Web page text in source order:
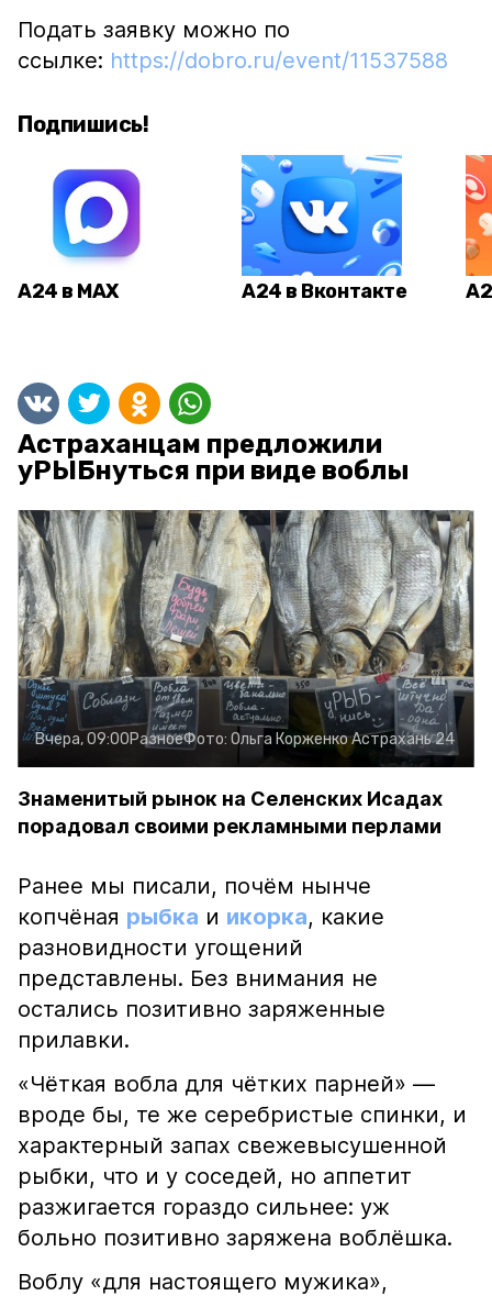
Подать заявку можно по
ссылке: https://dobro.ru/event/11537588
Подпишись!
А24 в MAX А24 в Вконтакте
Астраханцам предложили
уРЫБнуться при виде воблы
Вчера, 09:00РазноеФото: Ольга КорженкоАстрахань 24
Знаменитый рынок на Селенских Исадах
порадовал своими рекламными перлами
Ранее мы писали, почём нынче
копчёная рыбка и икорка, какие
разновидности угощений
представлены. Без внимания не
остались позитивно заряженные
прилавки.
«Чёткая вобла для чётких парней» —
вроде бы, те же серебристые спинки, и
характерный запах свежевысушенной
рыбки, что и у соседей, но аппетит
разжигается гораздо сильнее: уж
больно позитивно заряжена воблёшка.
Воблу «для настоящего мужика»,